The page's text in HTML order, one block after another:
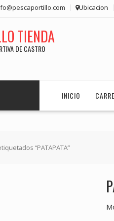
Ubicacion
TIENDA
DE CASTRO
INICIO
“PATAPATA”